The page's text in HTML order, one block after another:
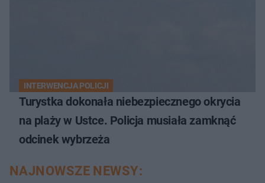
INTERWENCJA POLICJI
Turystka dokonała niebezpiecznego okrycia
na plaży w Ustce. Policja musiała zamknąć
odcinek wybrzeża
NAJNOWSZE NEWSY: